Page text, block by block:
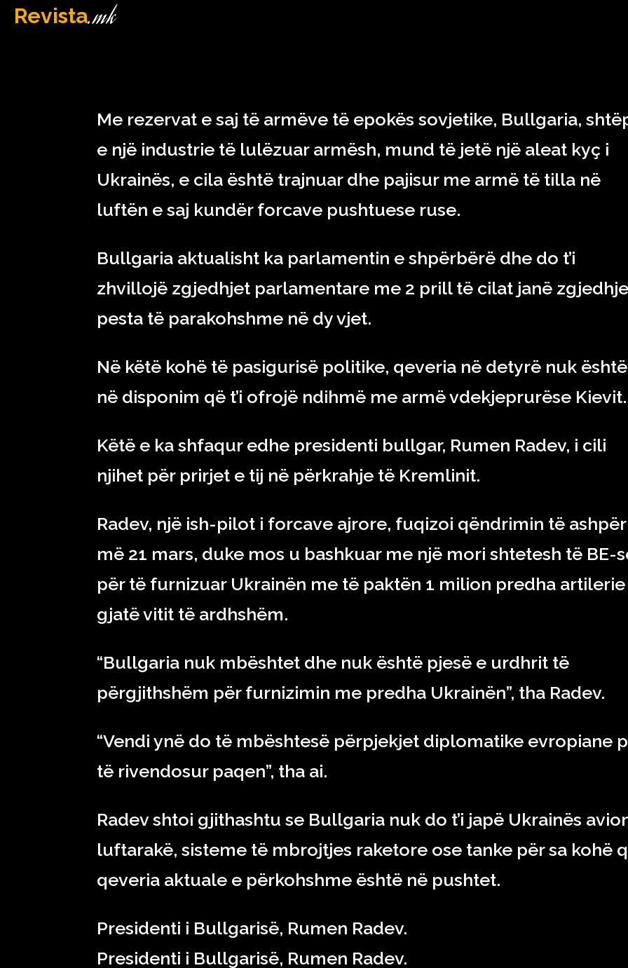
Revista.mk
Me rezervat e saj të armëve të epokës sovjetike, Bullgaria,
e një industrie të lulëzuar armësh, mund të jetë një aleat kyç i
Ukrainës, e cila është trajnuar dhe pajisur me armë të tilla në
luftën e saj kundër forcave pushtuese ruse.
Bullgaria aktualisht ka parlamentin e shpërbërë dhe do t’i
zhvillojë zgjedhjet parlamentare me 2 prill të cilat janë
pesta të parakohshme në dy vjet.
Në këtë kohë të pasigurisë politike, qeveria në detyrë nuk është
në disponim që t’i ofrojë ndihmë me armë vdekjeprurëse Kievit.
Këtë e ka shfaqur edhe presidenti bullgar, Rumen Radev, i cili
njihet për prirjet e tij në përkrahje të Kremlinit.
Radev, një ish-pilot i forcave ajrore, fuqizoi qëndrimin të ashpër
më 21 mars, duke mos u bashkuar me një mori shtetesh të BE-
për të furnizuar Ukrainën me të paktën 1 milion predha artilerie
gjatë vitit të ardhshëm.
“Bullgaria nuk mbështet dhe nuk është pjesë e urdhrit të
përgjithshëm për furnizimin me predha Ukrainën”, tha Radev.
“Vendi ynë do të mbështesë përpjekjet diplomatike evropiane
të rivendosur paqen”, tha ai.
Radev shtoi gjithashtu se Bullgaria nuk do t’i japë Ukrainës
luftarakë, sisteme të mbrojtjes raketore ose tanke për sa kohë
qeveria aktuale e përkohshme është në pushtet.
Presidenti i Bullgarisë, Rumen Radev.
Presidenti i Bullgarisë, Rumen Radev.